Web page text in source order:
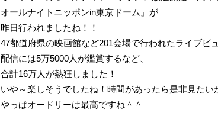
オールナイトニッポンin東京ドーム』が
昨日行われましたね！！
47都道府県の映画館など201会場で行われたライブビ
配信には5万5000人が鑑賞するなど、
合計16万人が熱狂しました！
いや～楽しそうでしたね！時間があったら是非見たい
やっぱオードリーは最高ですね＾＾